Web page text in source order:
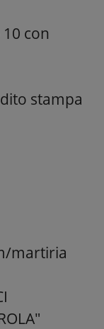
con
stampa
martiria